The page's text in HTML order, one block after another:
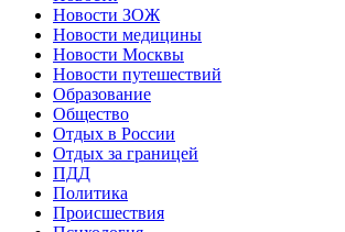
Новости ЗОЖ
Новости медицины
Новости Москвы
Новости путешествий
Образование
Общество
Отдых в России
Отдых за границей
ПДД
Политика
Происшествия